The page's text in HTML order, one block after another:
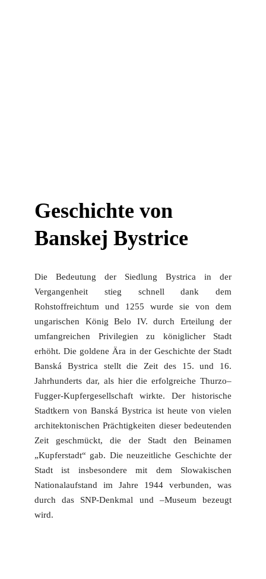
Geschichte von
Banskej Bystrice
Die Bedeutung der Siedlung Bystrica in der
Vergangenheit stieg schnell dank dem
Rohstoffreichtum und 1255 wurde sie von dem
ungarischen König Belo IV. durch Erteilung der
umfangreichen Privilegien zu königlicher Stadt
erhöht. Die goldene Ära in der Geschichte der Stadt
Banská Bystrica stellt die Zeit des 15. und 16.
Jahrhunderts dar, als hier die erfolgreiche Thurzo–
Fugger-Kupfergesellschaft wirkte. Der historische
Stadtkern von Banská Bystrica ist heute von vielen
architektonischen Prächtigkeiten dieser bedeutenden
Zeit geschmückt, die der Stadt den Beinamen
„Kupferstadt“ gab. Die neuzeitliche Geschichte der
Stadt ist insbesondere mit dem Slowakischen
Nationalaufstand im Jahre 1944 verbunden, was
durch das SNP-Denkmal und –Museum bezeugt
wird.